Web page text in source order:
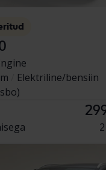
Elektriline/bensiin